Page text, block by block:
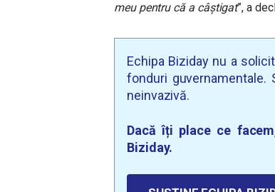
meu pentru că a câștigat”, a
Echipa Biziday nu a
fonduri guvernamentale.
neinvazivă.
Dacă îți place ce
Biziday.